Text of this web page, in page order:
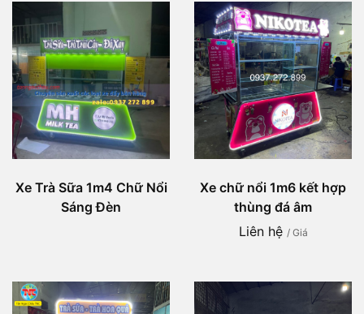
Xe Trà Sữa 1m4 Chữ Nổi
Sáng Đèn
Xe chữ nổi 1m6 kết hợp
thùng đá âm
Liên hệ / Giá